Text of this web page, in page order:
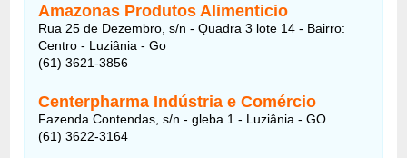
Amazonas Produtos Alimenticio
Rua 25 de Dezembro, s/n - Quadra 3 lote 14 - Bairro:
Centro - Luziânia - Go
(61) 3621-3856
Centerpharma Indústria e Comércio
Fazenda Contendas, s/n - gleba 1 - Luziânia - GO
(61) 3622-3164